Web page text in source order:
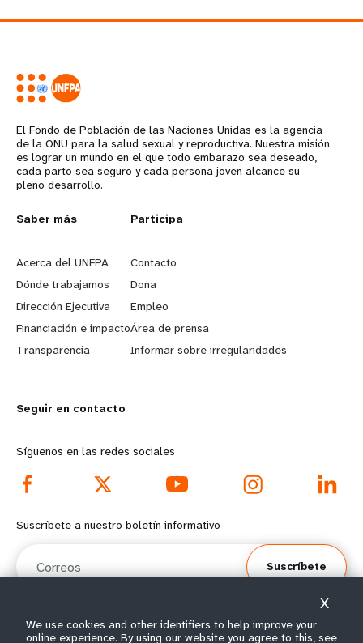
El Fondo de Población de las Naciones Unidas es la agencia
de la ONU para la salud sexual y reproductiva. Nuestra misión
es lograr un mundo en el que todo embarazo sea deseado,
cada parto sea seguro y cada persona joven alcance su
pleno desarrollo.
L
e
a
r
n
o
r
e
f
o
t
Saber más
Acerca del UNFPA
Dónde trabajamos
Dirección Ejecutiva
Financiación e impacto
Transparencia
G
o
b
e
y
d
o
t
e
Participa
Contacto
Dona
Empleo
Área de prensa
Informar sobre irregularidades
Seguir en contacto
Síguenos en las redes sociales
Suscríbete a nuestro boletín informativo
Suscríbete
We use cookies and other identifiers to help improve your
online experience. By using our website you agree to this, see
X